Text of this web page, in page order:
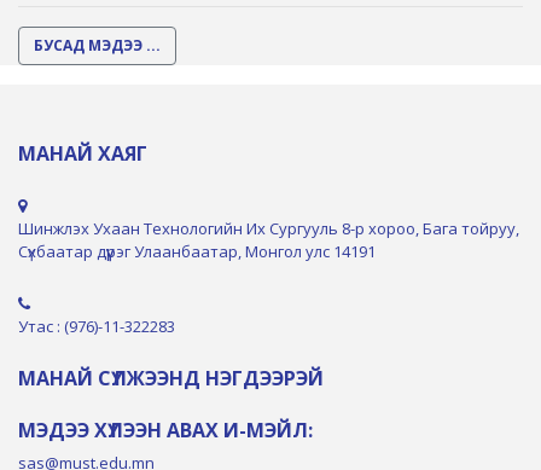
БУСАД МЭДЭЭ ...
МАНАЙ ХАЯГ
Шинжлэх Ухаан Технологийн Их Сургууль 8-р хороо, Бага тойруу,
Сүхбаатар дүүрэг Улаанбаатар, Монгол улс 14191
Утас : (976)-11-322283
МАНАЙ СҮЛЖЭЭНД НЭГДЭЭРЭЙ
МЭДЭЭ ХҮЛЭЭН АВАХ И-МЭЙЛ:
sas@must.edu.mn